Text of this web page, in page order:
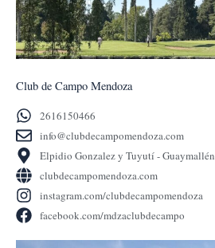
Club de Campo Mendoza
2616150466
info@clubdecampomendoza.com
Elpidio Gonzalez y Tuyutí - Guaymallén
clubdecampomendoza.com
instagram.com/clubdecampomendoza
facebook.com/mdzaclubdecampo